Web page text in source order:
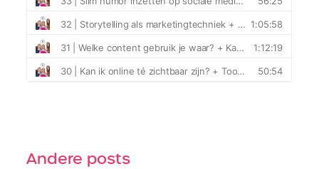
Andere posts